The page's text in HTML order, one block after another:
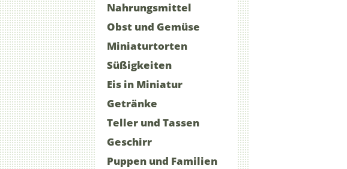
Nahrungsmittel
Obst und Gemüse
Miniaturtorten
Süßigkeiten
Eis in Miniatur
Getränke
Teller und Tassen
Geschirr
Puppen und Familien